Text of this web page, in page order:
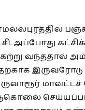
பஞ்சமி
அப்போது
வந்ததால்